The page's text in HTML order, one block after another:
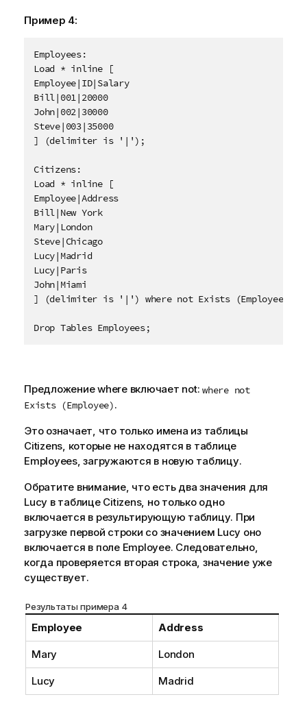
Пример 4:
Employees:
Load * inline [
Employee|ID|Salary
Bill|001|20000
John|002|30000
Steve|003|35000
] (delimiter is '|');
Citizens:
Load * inline [
Employee|Address
Bill|New York
Mary|London
Steve|Chicago
Lucy|Madrid
Lucy|Paris
John|Miami
] (delimiter is '|') where not Exists (Employee);
Drop Tables Employees;
Предложениеwhereвключает not: where not
Exists (Employee).
Это означает, что только имена из таблицы
Citizens, которые не находятся в таблице
Employees, загружаются в новую таблицу.
Обратите внимание, что есть два значения для
Lucy в таблице Citizens, но только одно
включается в результирующую таблицу. При
загрузке первой строки со значением Lucy оно
включается в поле Employee. Следовательно,
когда проверяется вторая строка, значение уже
существует.
Результаты примера 4
Employee Address
Mary London
Lucy Madrid